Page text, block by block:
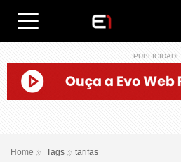
PUBLICIDADE
Home Tags tarifas